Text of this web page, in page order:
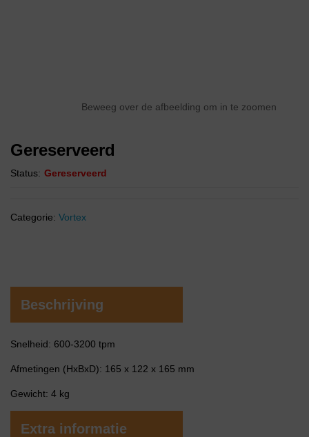
Beweeg over de afbeelding om in te zoomen
Gereserveerd
Status: Gereserveerd
Categorie: Vortex
Beschrijving
Snelheid: 600-3200 tpm
Afmetingen (HxBxD): 165 x 122 x 165 mm
Gewicht: 4 kg
Extra informatie